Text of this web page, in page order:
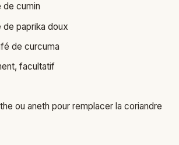
de cumin
de paprika doux
de curcuma
facultatif
ou aneth pour remplacer la coriandre